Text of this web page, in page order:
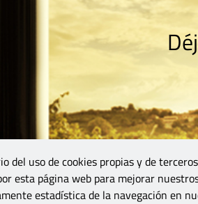
del uso de cookies propias y de
esta página web para mejorar
estadística de la navegación en